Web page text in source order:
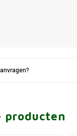
producten